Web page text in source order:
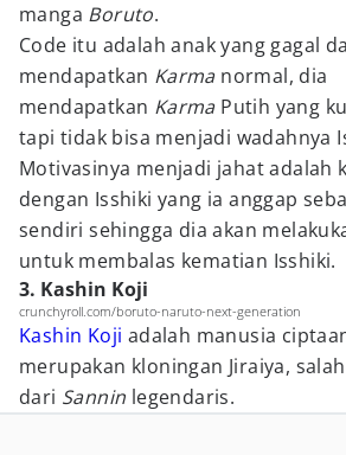
manga Boruto.
Code itu adalah anak yang gagal
mendapatkan Karma normal, dia
mendapatkan Karma Putih yang
tapi tidak bisa menjadi wadahnya
Motivasinya menjadi jahat adalah
dengan Isshiki yang ia anggap
sendiri sehingga dia akan
untuk membalas kematian Isshiki.
3. Kashin Koji
crunchyroll.com/boruto-naruto-next-generation
Kashin Koji adalah manusia
merupakan kloningan Jiraiya,
dari Sannin legendaris.